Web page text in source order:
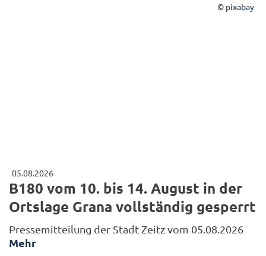
© pixabay
05.08.2026
B180 vom 10. bis 14. August in der
Ortslage Grana vollständig gesperrt
Pressemitteilung der Stadt Zeitz vom 05.08.2026
Mehr